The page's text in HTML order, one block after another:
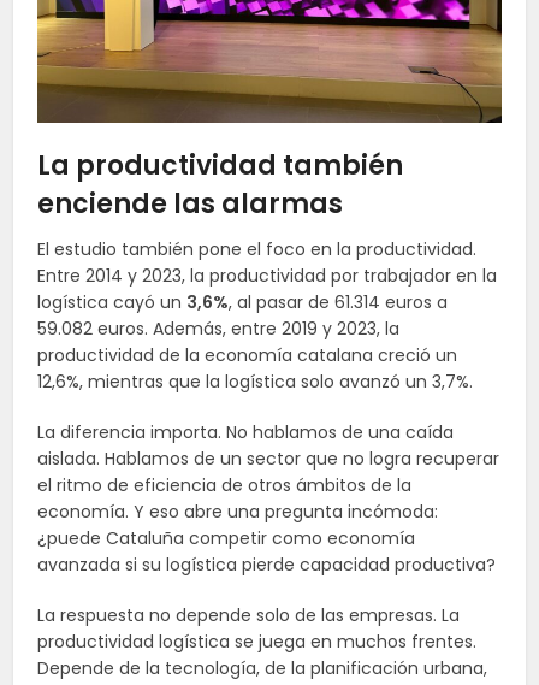
La productividad también
enciende las alarmas
El estudio también pone el foco en la productividad.
Entre 2014 y 2023, la productividad por trabajador en la
logística cayó un 3,6%, al pasar de 61.314 euros a
59.082 euros. Además, entre 2019 y 2023, la
productividad de la economía catalana creció un
12,6%, mientras que la logística solo avanzó un 3,7%.
La diferencia importa. No hablamos de una caída
aislada. Hablamos de un sector que no logra recuperar
el ritmo de eficiencia de otros ámbitos de la
economía. Y eso abre una pregunta incómoda:
¿puede Cataluña competir como economía
avanzada si su logística pierde capacidad productiva?
La respuesta no depende solo de las empresas. La
productividad logística se juega en muchos frentes.
Depende de la tecnología, de la planificación urbana,